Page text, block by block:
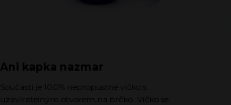
Ani kapka nazmar
Součástí je 100% nepropustné víčko s
uzavíratelným otvorem na brčko. Víčko se